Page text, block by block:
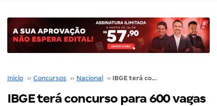
Início ›› Concursos ›› Nacional ›› IBGE terá concurso para 600 vagas de nível médio e superior! Inicial de até R$ 9.107,88!
IBGE terá concurso para 600 vagas